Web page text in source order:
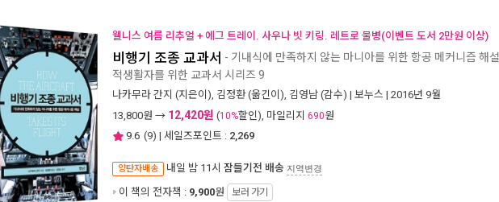
웰니스 여름 리추얼 + 에그 트레이. 사우나 빗 키링. 레트로 물병(이벤트 도서 2만원 이상)
비행기 조종 교과서 - 기내식에 만족하지 않는 마니아를 위한 항공 메커니즘 해설
적생활자를 위한 교과서 시리즈 9
나카무라 간지 (지은이), 김정환(옮긴이), 김영남 (감수) | 보누스 | 2016년 9월
13,800원 → 12,420원 (10%할인), 마일리지 690원
9.6 (9) | 세일즈포인트 : 2,269
양탄자배송 내일 밤 11시 잠들기전 배송 지역변경
이 책의 전자책 : 9,900원 보러 가기